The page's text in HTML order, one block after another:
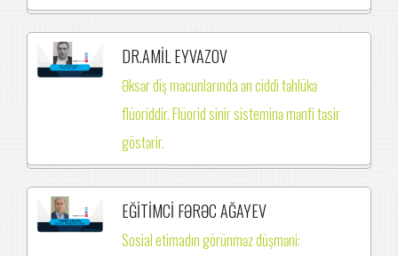
DR.AMİL EYVAZOV
Əksər diş məcunlarında ən ciddi təhlükə
flüoriddir. Flüorid sinir sisteminə mənfi təsir
göstərir.
EĞİTİMCİ FƏRƏC AĞAYEV
Sosial etimadın görünməz düşməni: